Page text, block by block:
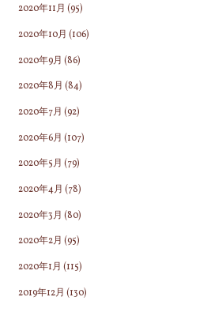
2020年11月 (95)
2020年10月 (106)
2020年9月 (86)
2020年8月 (84)
2020年7月 (92)
2020年6月 (107)
2020年5月 (79)
2020年4月 (78)
2020年3月 (80)
2020年2月 (95)
2020年1月 (115)
2019年12月 (130)